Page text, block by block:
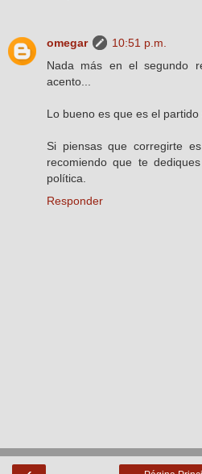
omegar
10:51 p.m.
Nada más en el segundo
acento...
Lo bueno es que es el
Si piensas que corregirte
recomiendo que te
política.
Responder